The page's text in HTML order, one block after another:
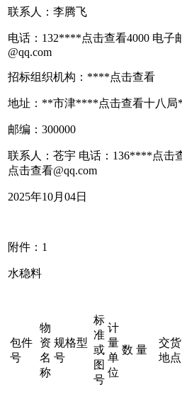
联系人：李腾飞
电话：132****点击查看4000 电子
@qq.com
招标组织机构：****点击查看
地址：**市津****点击查看十八
邮编：300000
联系人：苍宇 电话：136****点击
点击查看@qq.com
2025年10月04日
附件：1
水稳料
包件
号
物
资
名
称
规格型
号
标
准
或
图
号
计
量
单
位
数 量
交货
地点